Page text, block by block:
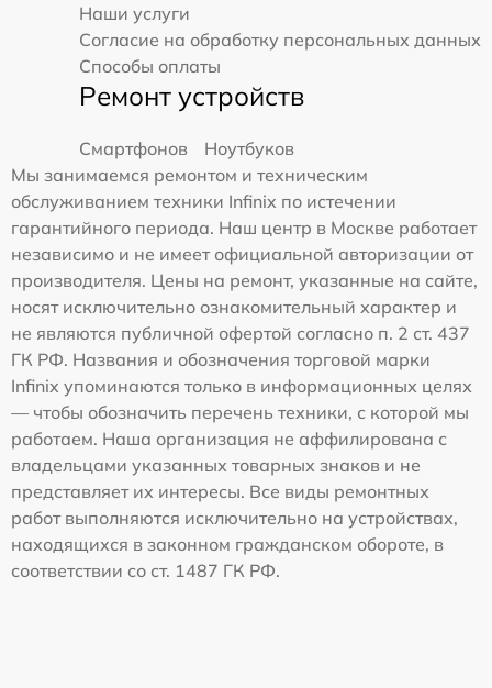
Наши услуги
Согласие на обработку персональных данных
Способы оплаты
Ремонт устройств
Смартфонов
Ноутбуков
Мы занимаемся ремонтом и техническим
обслуживанием техники Infinix по истечении
гарантийного периода. Наш центр в Москве работает
независимо и не имеет официальной авторизации от
производителя. Цены на ремонт, указанные на сайте,
носят исключительно ознакомительный характер и
не являются публичной офертой согласно п. 2 ст. 437
ГК РФ. Названия и обозначения торговой марки
Infinix упоминаются только в информационных целях
— чтобы обозначить перечень техники, с которой мы
работаем. Наша организация не аффилирована с
владельцами указанных товарных знаков и не
представляет их интересы. Все виды ремонтных
работ выполняются исключительно на устройствах,
находящихся в законном гражданском обороте, в
соответствии со ст. 1487 ГК РФ.